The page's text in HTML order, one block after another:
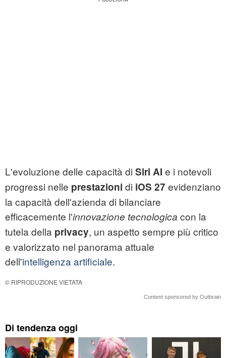
L'evoluzione delle capacità di Siri AI e i notevoli
progressi nelle prestazioni di iOS 27 evidenziano
la capacità dell'azienda di bilanciare
efficacemente l'innovazione tecnologica con la
tutela della privacy, un aspetto sempre più critico
e valorizzato nel panorama attuale
dell'intelligenza artificiale.
© RIPRODUZIONE VIETATA
Content sponsored by Outbrain
Di tendenza oggi